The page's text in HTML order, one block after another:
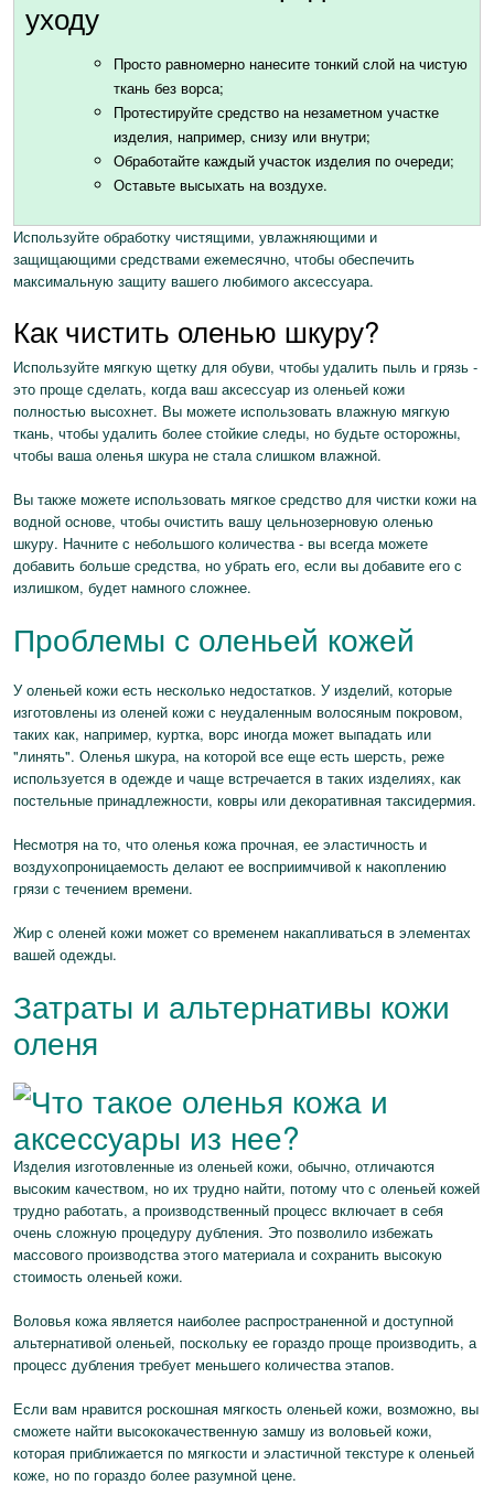
уходу
Просто равномерно нанесите тонкий слой на чистую
ткань без ворса;
Протестируйте средство на незаметном участке
изделия, например, снизу или внутри;
Обработайте каждый участок изделия по очереди;
Оставьте высыхать на воздухе.
Используйте обработку чистящими, увлажняющими и
защищающими средствами ежемесячно, чтобы обеспечить
максимальную защиту вашего любимого аксессуара.
Как чистить оленью шкуру?
Используйте мягкую щетку для обуви, чтобы удалить пыль и грязь -
это проще сделать, когда ваш аксессуар из оленьей кожи
полностью высохнет. Вы можете использовать влажную мягкую
ткань, чтобы удалить более стойкие следы, но будьте осторожны,
чтобы ваша оленья шкура не стала слишком влажной.
Вы также можете использовать мягкое средство для чистки кожи на
водной основе, чтобы очистить вашу цельнозерновую оленью
шкуру. Начните с небольшого количества - вы всегда можете
добавить больше средства, но убрать его, если вы добавите его с
излишком, будет намного сложнее.
Проблемы с оленьей кожей
У оленьей кожи есть несколько недостатков. У изделий, которые
изготовлены из оленей кожи с неудаленным волосяным покровом,
таких как, например, куртка, ворс иногда может выпадать или
"линять". Оленья шкура, на которой все еще есть шерсть, реже
используется в одежде и чаще встречается в таких изделиях, как
постельные принадлежности, ковры или декоративная таксидермия.
Несмотря на то, что оленья кожа прочная, ее эластичность и
воздухопроницаемость делают ее восприимчивой к накоплению
грязи с течением времени.
Жир с оленей кожи может со временем накапливаться в элементах
вашей одежды.
Затраты и альтернативы кожи
оленя
Изделия изготовленные из оленьей кожи, обычно, отличаются
высоким качеством, но их трудно найти, потому что с оленьей кожей
трудно работать, а производственный процесс включает в себя
очень сложную процедуру дубления. Это позволило избежать
массового производства этого материала и сохранить высокую
стоимость оленьей кожи.
Воловья кожа является наиболее распространенной и доступной
альтернативой оленьей, поскольку ее гораздо проще производить, а
процесс дубления требует меньшего количества этапов.
Если вам нравится роскошная мягкость оленьей кожи, возможно, вы
сможете найти высококачественную замшу из воловьей кожи,
которая приближается по мягкости и эластичной текстуре к оленьей
коже, но по гораздо более разумной цене.